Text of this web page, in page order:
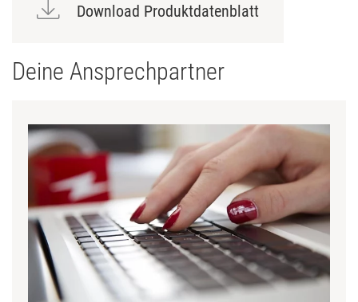
Download Produktdatenblatt
Deine Ansprechpartner